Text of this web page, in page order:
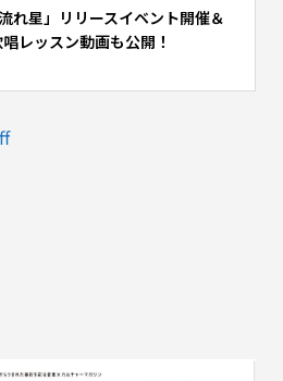
れ星」リリースイベント開催＆
レッスン動画も公開！